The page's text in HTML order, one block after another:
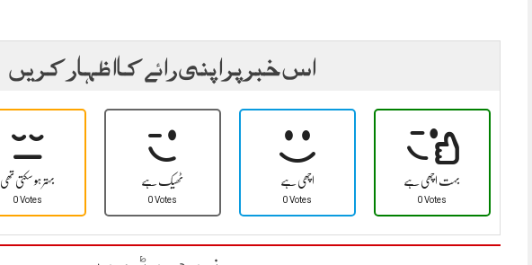
اس خبر پر اپنی رائے کا اظہار کریں
بہتر ہو سکتی تھی
0 Votes
ٹھیک ہے
0 Votes
اچھی ہے
0 Votes
بہت اچھی ہے
0 Votes